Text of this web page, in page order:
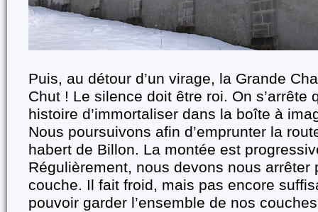
Puis, au détour d’un virage, la Grande
Chut ! Le silence doit être roi. On s’arrête
histoire d’immortaliser dans la boîte à
Nous poursuivons afin d’emprunter la
habert de Billon. La montée est
Régulièrement, nous devons nous arrêter
couche. Il fait froid, mais pas encore
pouvoir garder l’ensemble de nos